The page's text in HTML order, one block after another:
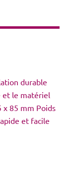
durable
et le matériel
x 85 mm Poids
et facile